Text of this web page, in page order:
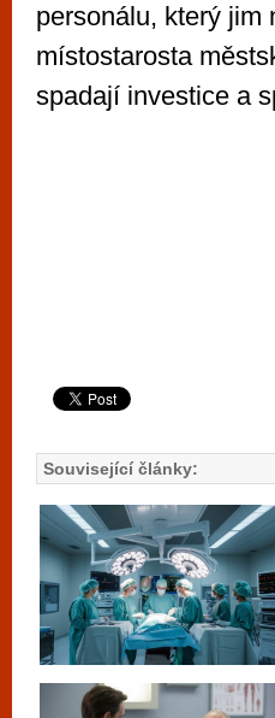
personálu, který jim
místostarosta
spadají investice a
Související články: